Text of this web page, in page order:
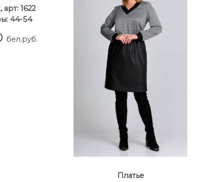
арт: 1622
44-54
бел.руб.
Платье